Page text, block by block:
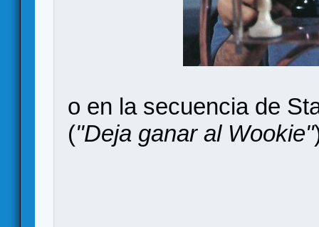
o en la secuencia de
("Deja ganar al Wookie"